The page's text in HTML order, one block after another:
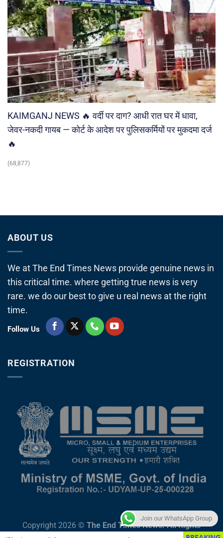
KAIMGANJ NEWS 🔥 वर्दी पर दाग? आधी रात घर में धावा,
जेवर-नकदी गायब — कोर्ट के आदेश पर पुलिसकर्मियों पर मुकदमा दर्ज
🔥
(68,877)
ABOUT US
We at The End Times News provide genuine news in
this critical time. where getting true news is very
rare. we do our best to give u real news at the right
time.
Follow Us
REGISTRATION
Copyright 2026 © The End Times News. All Rights
Join our WhatsApp Group